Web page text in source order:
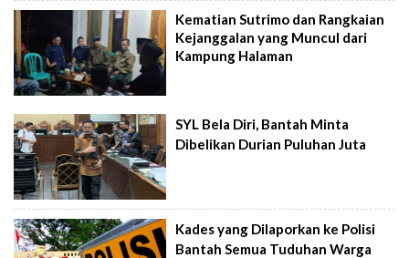
Kematian Sutrimo dan Rangkaian
Kejanggalan yang Muncul dari
Kampung Halaman
SYL Bela Diri, Bantah Minta
Dibelikan Durian Puluhan Juta
Kades yang Dilaporkan ke Polisi
Bantah Semua Tuduhan Warga